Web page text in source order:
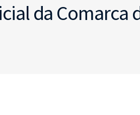
da Comarca